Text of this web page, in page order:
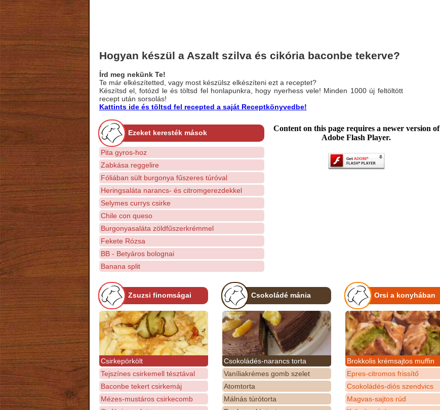
Hogyan készül a Aszalt szilva és cikória baconbe tekerve?
Írd meg nekünk Te!
Te már elkészítetted, vagy most készülsz elkészíteni ezt a receptet?
Készítsd el, fotózd le és töltsd fel honlapunkra, hogy nyerhess vele! Minden 1000 új feltöltött
recept után sorsolás!
Kattints ide és töltsd fel recepted a saját Receptkönyvedbe!
Ezeket keresték mások
Pita gyros-hoz
Zabkása reggelire
Fóliában sült burgonya fűszeres túróval
Heringsaláta narancs- és citromgerezdekkel
Selymes currys csirke
Chile con queso
Burgonyasaláta zöldfűszerkrémmel
Fekete Rózsa
BB - Betyáros bolognai
Banana split
Content on this page requires a newer version of
Adobe Flash Player.
Zsuzsi finomságai
Csirkepörkölt
Tejszínes csirkemell tésztával
Baconbe tekert csirkemáj
Mézes-mustáros csirkecomb
Csokoládé mánia
Csokoládés-narancs torta
Vaníliakrémes gomb szelet
Atomtorta
Málnás túrótorta
Orsi a konyhában
Brokkolis krémsajtos muffin
Epres-citromos frissítő
Csokoládés-diós szendvics
Magvas-sajtos rúd